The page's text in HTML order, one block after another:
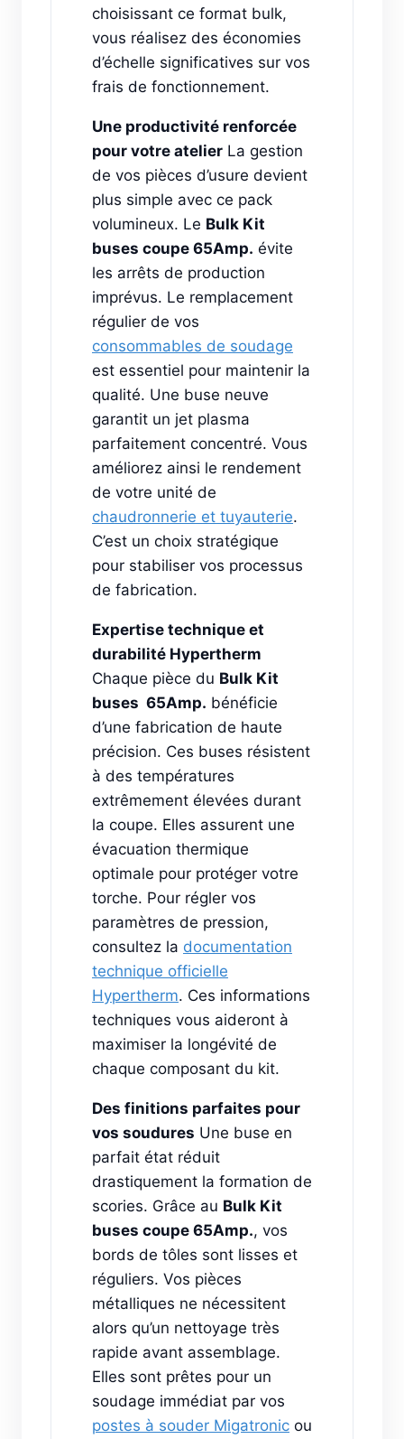
choisissant ce format bulk,
vous réalisez des économies
d’échelle significatives sur vos
frais de fonctionnement.
Une productivité renforcée
pour votre atelier La gestion
de vos pièces d’usure devient
plus simple avec ce pack
volumineux. Le Bulk Kit
buses coupe 65Amp. évite
les arrêts de production
imprévus. Le remplacement
régulier de vos
consommables de soudage
est essentiel pour maintenir la
qualité. Une buse neuve
garantit un jet plasma
parfaitement concentré. Vous
améliorez ainsi le rendement
de votre unité de
chaudronnerie et tuyauterie.
C’est un choix stratégique
pour stabiliser vos processus
de fabrication.
Expertise technique et
durabilité Hypertherm
Chaque pièce du Bulk Kit
buses 65Amp. bénéficie
d’une fabrication de haute
précision. Ces buses résistent
à des températures
extrêmement élevées durant
la coupe. Elles assurent une
évacuation thermique
optimale pour protéger votre
torche. Pour régler vos
paramètres de pression,
consultez la documentation
technique officielle
Hypertherm. Ces informations
techniques vous aideront à
maximiser la longévité de
chaque composant du kit.
Des finitions parfaites pour
vos soudures Une buse en
parfait état réduit
drastiquement la formation de
scories. Grâce au Bulk Kit
buses coupe 65Amp., vos
bords de tôles sont lisses et
réguliers. Vos pièces
métalliques ne nécessitent
alors qu’un nettoyage très
rapide avant assemblage.
Elles sont prêtes pour un
soudage immédiat par vos
postes à souder Migatronic ou